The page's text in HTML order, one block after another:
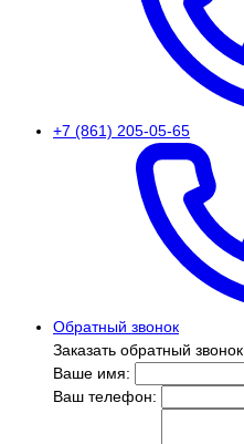
+7 (861) 205-05-65
Обратный звонок
Заказать обратный звонок
Ваше имя:
Ваш телефон: